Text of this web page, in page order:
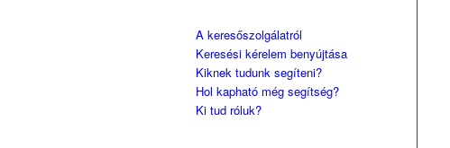
A keresőszolgálatról
Keresési kérelem benyújtása
Kiknek tudunk segíteni?
Hol kapható még segítség?
Ki tud róluk?